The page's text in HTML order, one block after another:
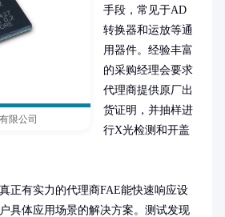
限公司
手段，常见于AD
转换器和运放等通
用器件。经验丰富
的采购经理会要求
代理商提供原厂出
货证明，并抽样进
行X光检测和开盖
正有实力的代理商FAE能快速响应设
具体应用场景的解决方案。测试发现